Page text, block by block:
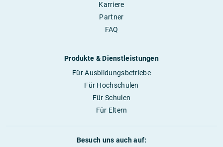
Karriere
Partner
FAQ
Produkte & Dienstleistungen
Für Ausbildungsbetriebe
Für Hochschulen
Für Schulen
Für Eltern
Besuch uns auch auf: